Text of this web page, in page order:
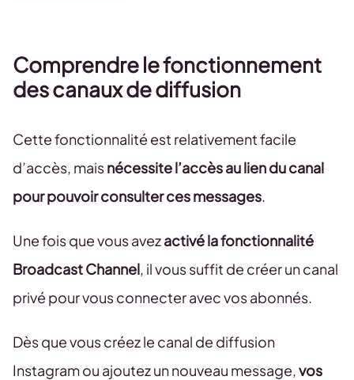
Comprendre le fonctionnement
des canaux de diffusion
Cette fonctionnalité est relativement facile
d’accès, maisnécessite l’accès au lien du canal
pour pouvoir consulter ces messages.
Une fois que vous avezactivé la fonctionnalité
Broadcast Channel, il vous suffit de créer un canal
privé pour vous connecter avec vos abonnés.
Dès que vous créez le canal de diffusion
Instagram ou ajoutez un nouveau message,vos